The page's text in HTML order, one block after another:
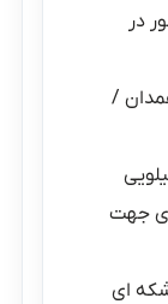
در
/
جهت
ای